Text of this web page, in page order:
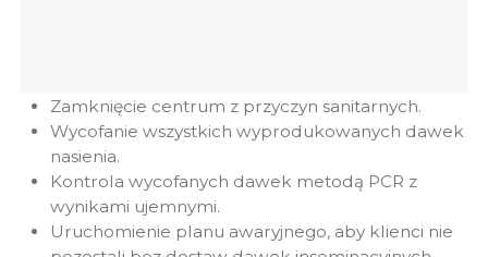
Zamknięcie centrum z przyczyn sanitarnych.
Wycofanie wszystkich wyprodukowanych dawek
nasienia.
Kontrola wycofanych dawek metodą PCR z
wynikami ujemnymi.
Uruchomienie planu awaryjnego, aby klienci nie